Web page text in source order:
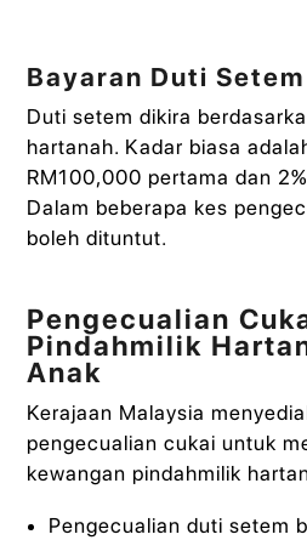
Bayaran Duti Setem
Duti setem dikira
hartanah. Kadar biasa
RM100,000 pertama dan
Dalam beberapa kes
boleh dituntut.
Pengecualian
Pindahmilik
Anak
Kerajaan Malaysia
pengecualian cukai untuk
kewangan pindahmilik
Pengecualian duti setem